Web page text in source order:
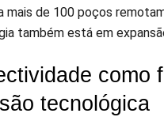
mais de 100 poços
também está em
como
tecnológica